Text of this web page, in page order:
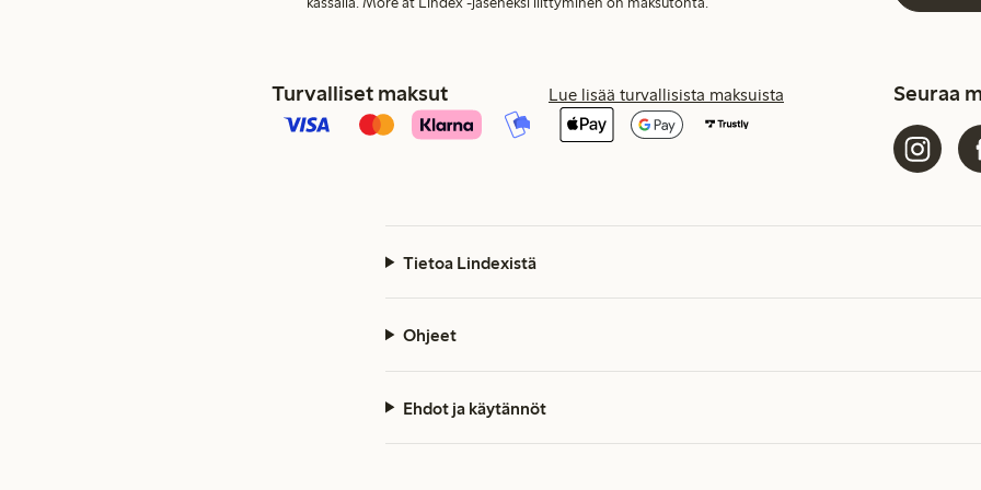
Turvalliset maksut Lue lisää turvallisista maksuista Seuraa
Tietoa Lindexistä
Ohjeet
Ehdot ja käytännöt